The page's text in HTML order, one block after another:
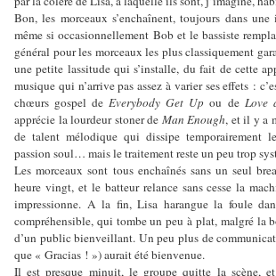
Bon, les morceaux s’enchaînent, toujours dans
même si occasionnellement Bob et le bassiste
général pour les morceaux les plus classiquement
une petite lassitude qui s’installe, du fait de cette
musique qui n’arrive pas assez à varier ses effets :
chœurs gospel deEverybody Get Up ou de Love
apprécie la lourdeur stoner de Man Enough, et il y a
de talent mélodique qui dissipe temporairement
passion soul… mais le traitement reste un peu trop
Les morceaux sont tous enchaînés sans un seul
heure vingt, et le batteur relance sans cesse la
impressionne. A la fin, Lisa harangue la foule
compréhensible, qui tombe un peu à plat, malgré la
d’un public bienveillant. Un peu plus de
que « Gracias ! ») aurait été bienvenue.
Il est presque minuit, le groupe quitte la scène,